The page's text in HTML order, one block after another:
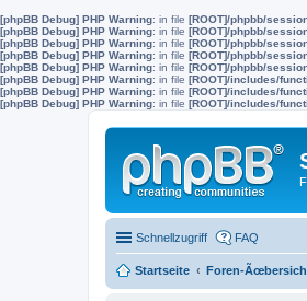
[phpBB Debug] PHP Warning: in file [ROOT]/phpbb/
[phpBB Debug] PHP Warning: in file [ROOT]/phpbb/
[phpBB Debug] PHP Warning: in file [ROOT]/phpbb/
[phpBB Debug] PHP Warning: in file [ROOT]/phpbb/
[phpBB Debug] PHP Warning: in file [ROOT]/phpbb/
[phpBB Debug] PHP Warning: in file [ROOT]/includes/
[phpBB Debug] PHP Warning: in file [ROOT]/includes/
[phpBB Debug] PHP Warning: in file [ROOT]/includes/
Schnellzugriff FAQ
Startseite Foren-